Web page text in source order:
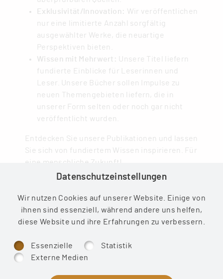
Exklusivität/Innovation: Wir veröffentlichen
nur eine limitierte Anzahl sorgfältig
ausgewählter Werke, die neuartige
Perspektiven bieten.
Wissen mit Mehrwert:
Unsere Titel liefern
fundierte Einblicke für Leserinnen und
Leser. Unsere Bücher sollen Impulse zu
neuen Themengebieten liefern, die in
unserer Form selten oder noch gar nicht
veröffentlicht wurden.
Entdecken Sie unsere Publikationen und lassen
Sie sich von fundiertem Wissen inspirieren. Für
eine menschliche Zukunft!
Dr. Dirk V. Seeling
(Dipl. Psychologe,
Personal-/Organisationsentwickler, Autor,
Moderator, Verleger)
Datenschutzeinstellungen
Wir nutzen Cookies auf unserer Website. Einige von
ihnen sind essenziell, während andere uns helfen,
diese Website und ihre Erfahrungen zu verbessern.
Essenzielle
Statistik
Externe Medien